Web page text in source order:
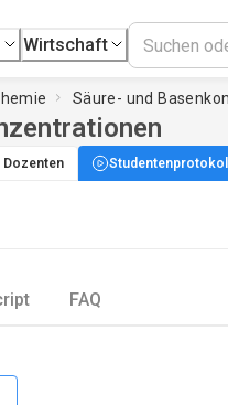
Wirtschaft
Säure- und
FAQ